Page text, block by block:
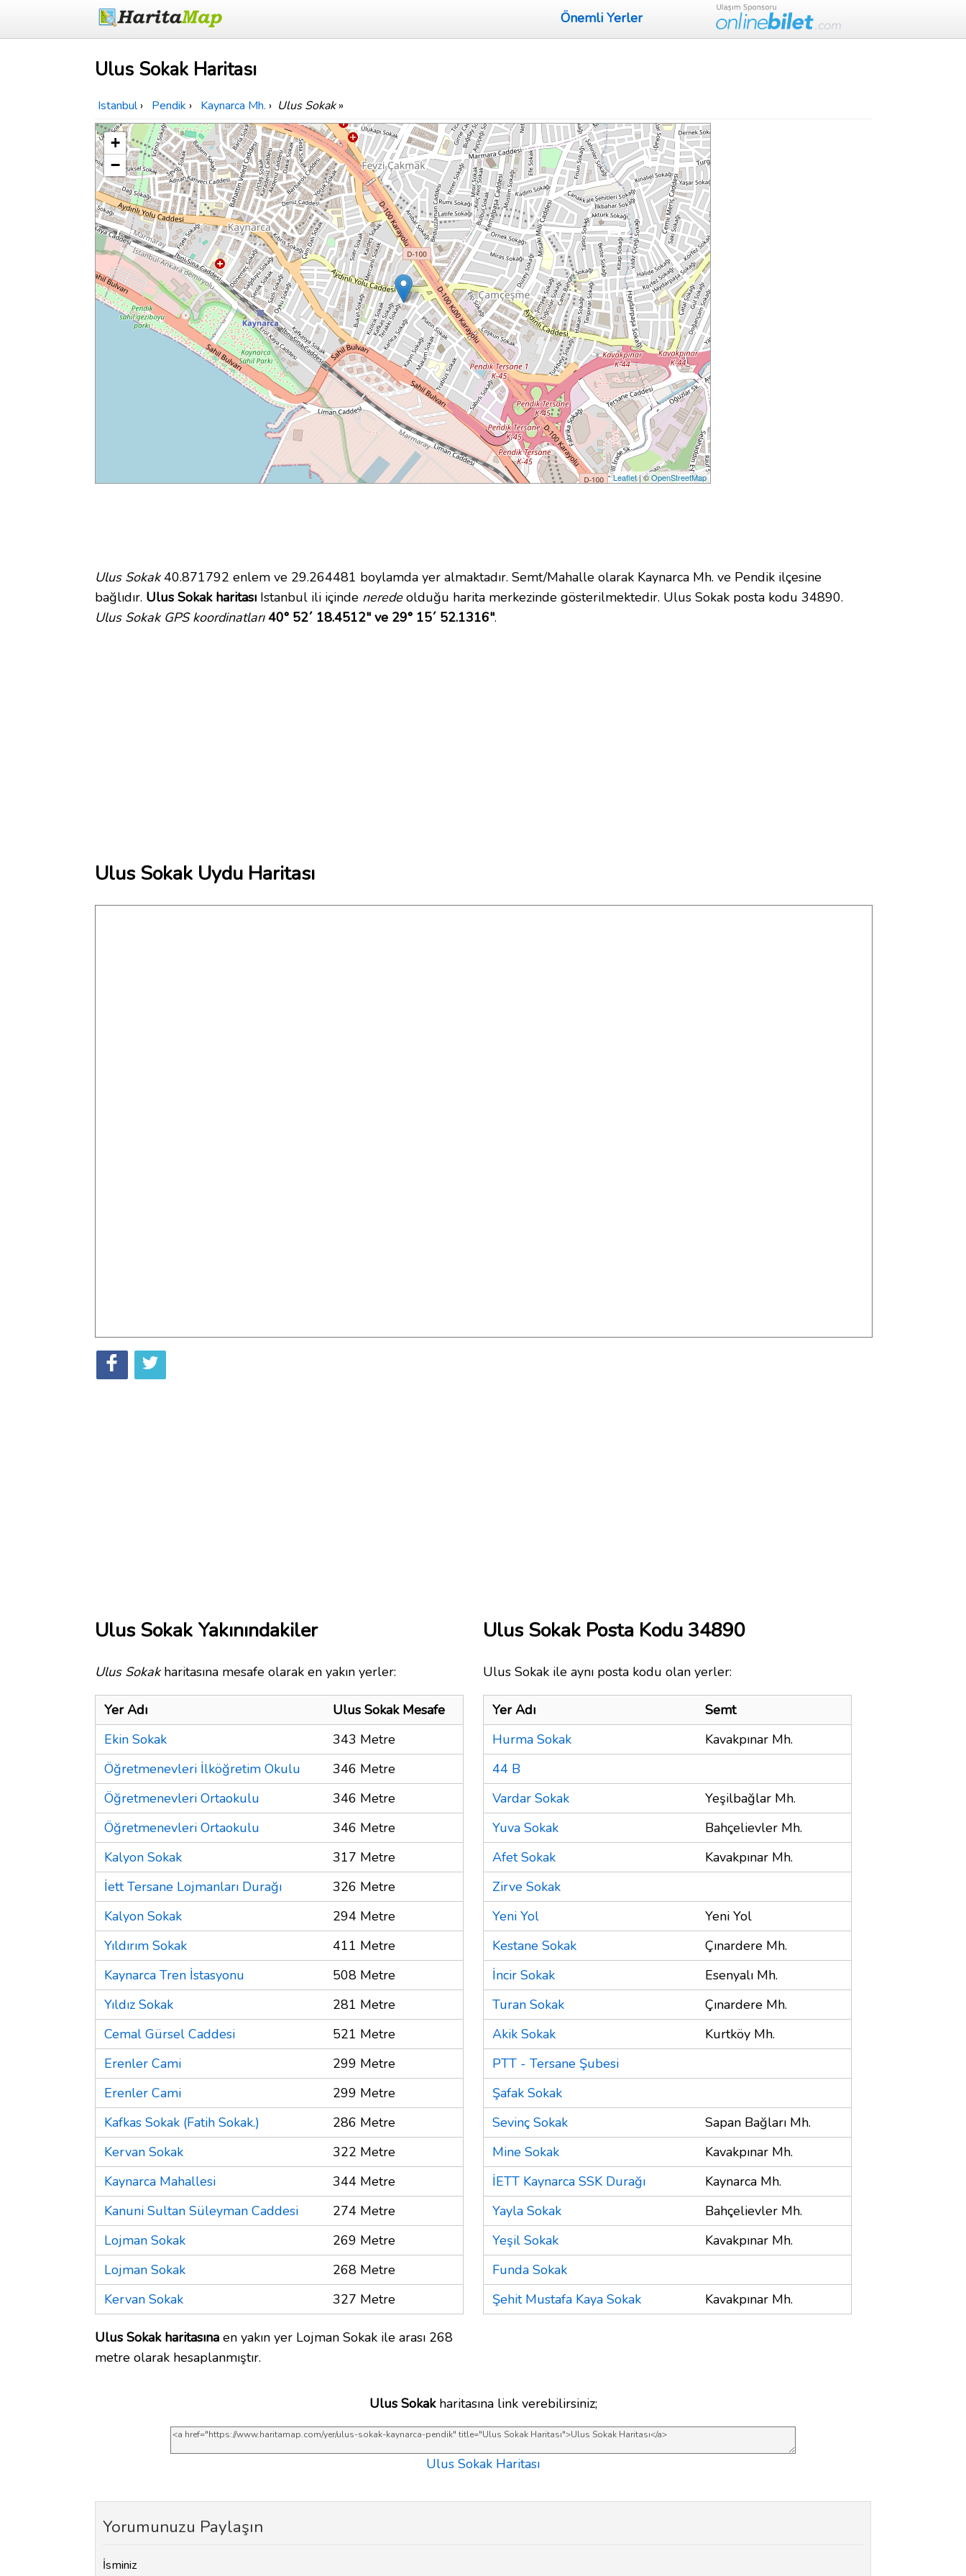
Önemli Yerler
Ulus Sokak Haritası
Istanbul › Pendik › Kaynarca Mh. › Ulus Sokak»
+
−
Leaflet| ©OpenStreetMap
Ulus Sokak40.871792 enlem ve 29.264481 boylamda yer almaktadır. Semt/Mahalle olarak Kaynarca Mh. ve Pendik ilçesine
bağlıdır. Ulus Sokak haritası Istanbul ili içinde neredeolduğu harita merkezinde gösterilmektedir. Ulus Sokak posta kodu 34890.
Ulus Sokak GPS koordinatları 40° 52´ 18.4512" ve 29° 15´ 52.1316".
Ulus Sokak Uydu Haritası
Ulus Sokak Yakınındakiler
Ulus Sokakharitasına mesafe olarak en yakın yerler:
Yer Adı
Ulus Sokak Mesafe
Ekin Sokak
343 Metre
Öğretmenevleri İlköğretim Okulu
346 Metre
Öğretmenevleri Ortaokulu
346 Metre
Öğretmenevleri Ortaokulu
346 Metre
Kalyon Sokak
317 Metre
İett Tersane Lojmanları Durağı
326 Metre
Kalyon Sokak
294 Metre
Yıldırım Sokak
411 Metre
Kaynarca Tren İstasyonu
508 Metre
Yıldız Sokak
281 Metre
Cemal Gürsel Caddesi
521 Metre
Erenler Cami
299 Metre
Erenler Cami
299 Metre
Kafkas Sokak (Fatih Sokak.)
286 Metre
Kervan Sokak
322 Metre
Kaynarca Mahallesi
344 Metre
Kanuni Sultan Süleyman Caddesi
274 Metre
Lojman Sokak
269 Metre
Lojman Sokak
268 Metre
Kervan Sokak
327 Metre
Ulus Sokak haritasına en yakın yer Lojman Sokak ile arası 268
metre olarak hesaplanmıştır.
Ulus Sokak Posta Kodu 34890
Ulus Sokak ile aynı posta kodu olan yerler:
Yer Adı
Semt
Hurma Sokak
Kavakpınar Mh.
44 B
Vardar Sokak
Yeşilbağlar Mh.
Yuva Sokak
Bahçelievler Mh.
Afet Sokak
Kavakpınar Mh.
Zirve Sokak
Yeni Yol
Yeni Yol
Kestane Sokak
Çınardere Mh.
İncir Sokak
Esenyalı Mh.
Turan Sokak
Çınardere Mh.
Akik Sokak
Kurtköy Mh.
PTT - Tersane Şubesi
Şafak Sokak
Sevinç Sokak
Sapan Bağları Mh.
Mine Sokak
Kavakpınar Mh.
İETT Kaynarca SSK Durağı
Kaynarca Mh.
Yayla Sokak
Bahçelievler Mh.
Yeşil Sokak
Kavakpınar Mh.
Funda Sokak
Şehit Mustafa Kaya Sokak
Kavakpınar Mh.
Ulus Sokakharitasına link verebilirsiniz;
Ulus Sokak Haritası
Yorumunuzu Paylaşın
İsminiz